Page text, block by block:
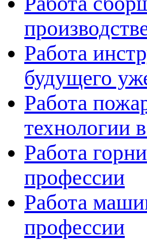
Работа
будущего
Работа
технологии
Работа
профессии
Работа
профессии